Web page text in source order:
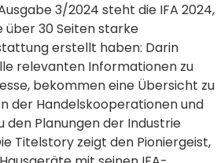
3/2024 steht die IFA 2024,
über 30 Seiten starke
erstellt haben: Darin
relevanten Informationen zu
bekommen eine Übersicht zu
der Handelskooperationen und
den Planungen der Industrie
Titelstory zeigt den Pioniergeist,